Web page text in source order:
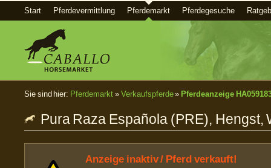
Start Pferdevermittlung Pferdemarkt Pferdegesuche
Sie sind hier: Pferdemarkt » Verkaufspferde» Pferdeanzeige
Pura Raza Española (PRE), Hengst,
Anzeige inaktiv / Pferd verkauft!